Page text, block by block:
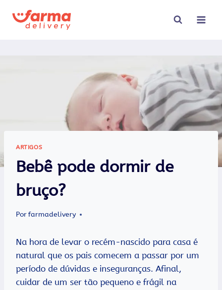
para
ARTIGOS
Bebê pode dormir de
bruço?
Porfarmadelivery
Na hora de levar o recém-nascido para casa é
natural que os pais comecem a passar por um
período de dúvidas e inseguranças. Afinal,
cuidar de um ser tão pequeno e frágil na